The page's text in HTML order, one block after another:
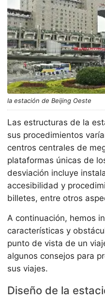
la estación de Beijing Oeste
Las estructuras de la
sus procedimientos
centros centrales de
plataformas únicas de
desviación incluye
accesibilidad y
billetes, entre otros
A continuación, hemos
características y
punto de vista de un
algunos consejos para
sus viajes.
Diseño de la